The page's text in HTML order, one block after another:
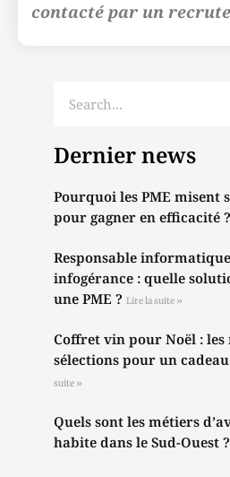
contacté par un
Dernier news
Pourquoi les PME misent
pour gagner en efficacité ?
Responsable
infogérance : quelle
une PME ? Lire la suite »
Coffret vin pour Noël : les
sélections pour un
suite »
Quels sont les métiers
habite dans le Sud-Ouest ?